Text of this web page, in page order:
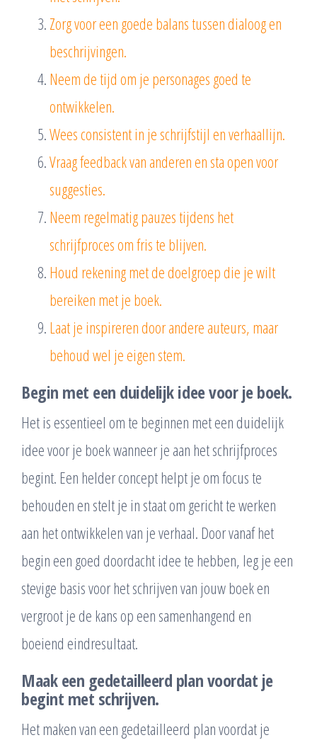
Zorg voor een goede balans tussen dialoog en
beschrijvingen.
Neem de tijd om je personages goed te
ontwikkelen.
Wees consistent in je schrijfstijl en verhaallijn.
Vraag feedback van anderen en sta open voor
suggesties.
Neem regelmatig pauzes tijdens het
schrijfproces om fris te blijven.
Houd rekening met de doelgroep die je wilt
bereiken met je boek.
Laat je inspireren door andere auteurs, maar
behoud wel je eigen stem.
Begin met een duidelijk idee voor je boek.
Het is essentieel om te beginnen met een duidelijk
idee voor je boek wanneer je aan het schrijfproces
begint. Een helder concept helpt je om focus te
behouden en stelt je in staat om gericht te werken
aan het ontwikkelen van je verhaal. Door vanaf het
begin een goed doordacht idee te hebben, leg je een
stevige basis voor het schrijven van jouw boek en
vergroot je de kans op een samenhangend en
boeiend eindresultaat.
Maak een gedetailleerd plan voordat je
begint met schrijven.
Het maken van een gedetailleerd plan voordat je